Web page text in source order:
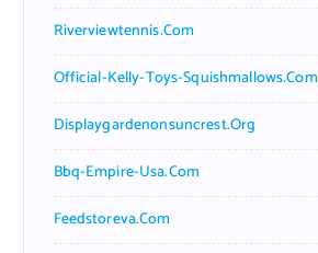
Riverviewtennis.com
Official-Kelly-Toys-Squishmallows.com
Displaygardenonsuncrest.org
Bbq-Empire-Usa.com
Feedstoreva.com